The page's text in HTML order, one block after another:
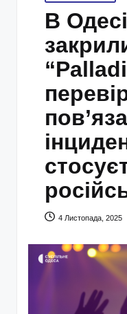
in
В
4 Листопада, 2025